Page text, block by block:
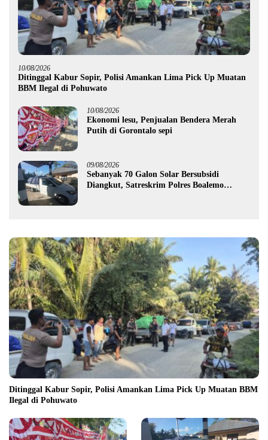
10/08/2026
Ditinggal Kabur Sopir, Polisi Amankan Lima Pick Up Muatan
BBM Ilegal di Pohuwato
10/08/2026
Ekonomi lesu, Penjualan Bendera Merah
Putih di Gorontalo sepi
09/08/2026
Sebanyak 70 Galon Solar Bersubsidi
Diangkut, Satreskrim Polres Boalemo
Ditinggal Kabur Sopir, Polisi Amankan Lima Pick Up Muatan BBM
Ilegal di Pohuwato